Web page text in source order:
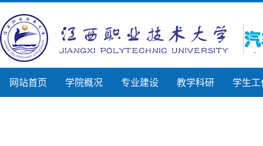
网站首页 学院概况 专业建设 教学科研 学生工